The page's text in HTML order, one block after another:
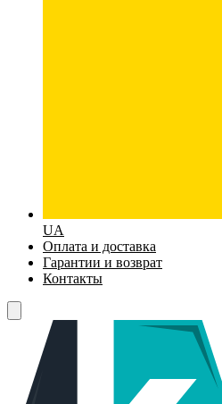
UA
Оплата и доставка
Гарантии и возврат
Контакты